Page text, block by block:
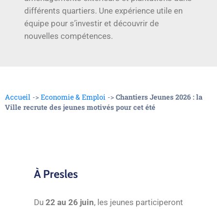
différents quartiers. Une expérience utile en
équipe pour s’investir et découvrir de
nouvelles compétences.
Accueil -> Economie & Emploi -> Chantiers Jeunes 2026 : la
Ville recrute des jeunes motivés pour cet été
À Presles
Du 22 au 26 juin, les jeunes participeront